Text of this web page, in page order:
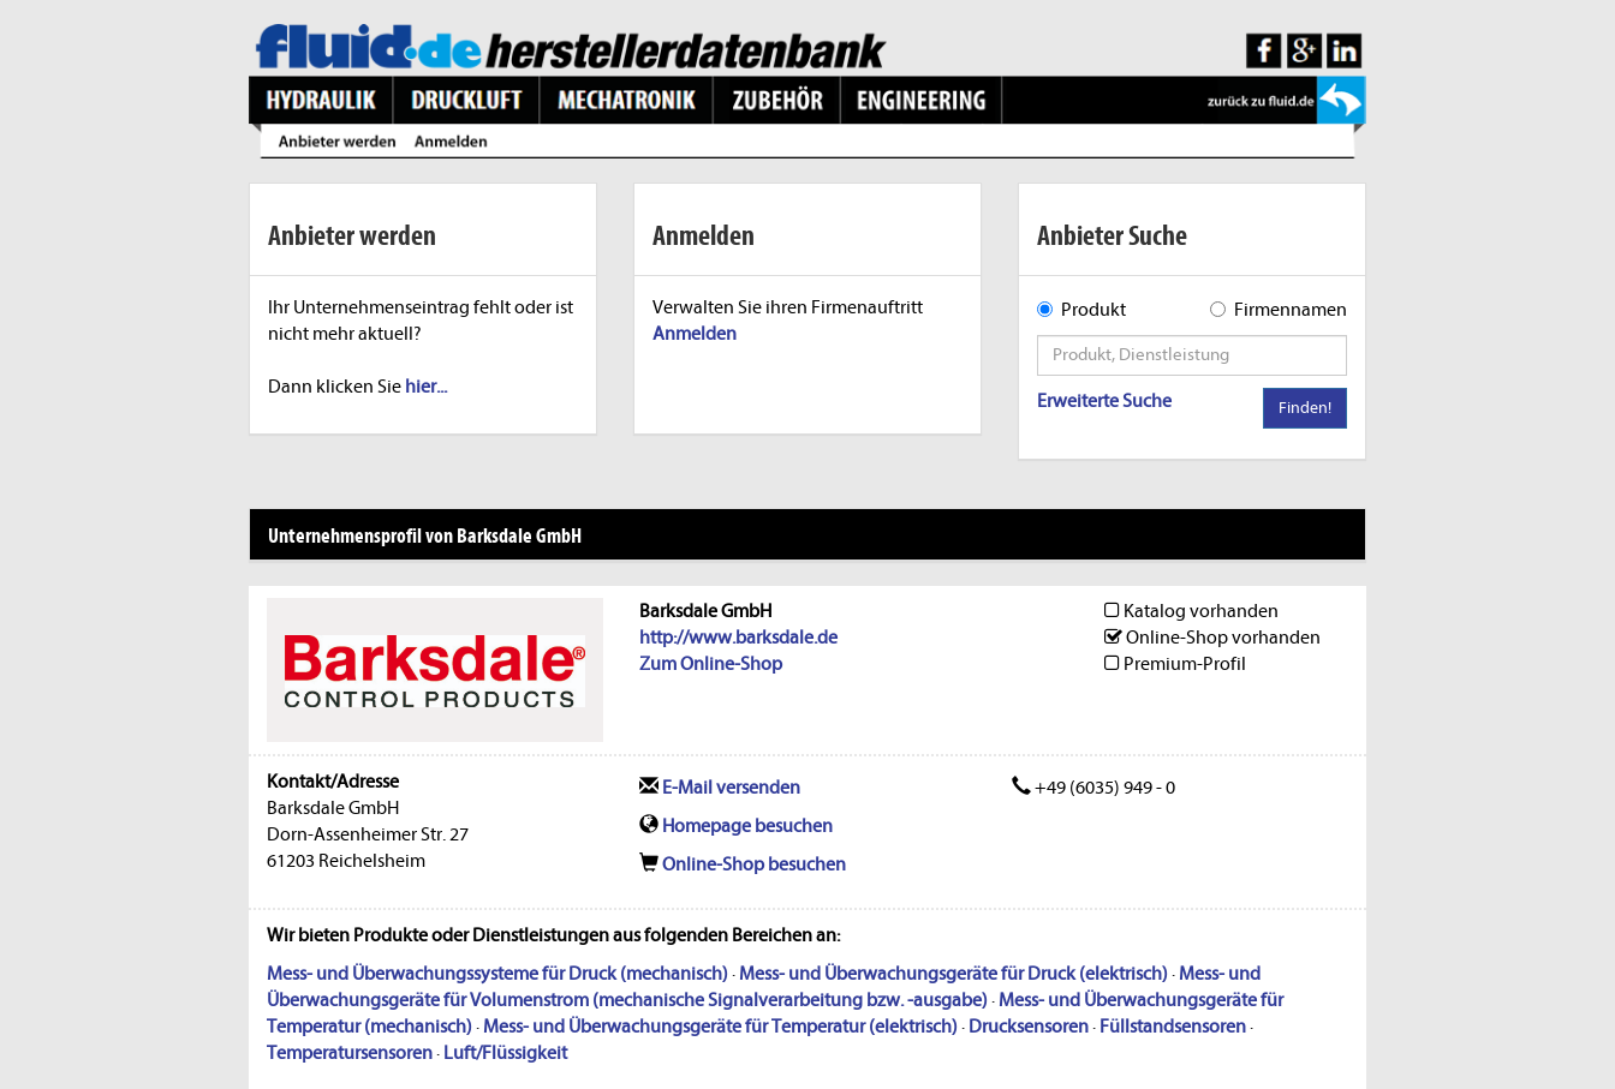
Anbieter werden
Ihr Unternehmenseintrag fehlt oder ist
nicht mehr aktuell?
Dann klicken Sie hier...
Anmelden
Verwalten Sie ihren Firmenauftritt
Anmelden
Anbieter Suche
Produkt Firmennamen
Erweiterte Suche Finden!
Unternehmensprofil von Barksdale GmbH
Barksdale GmbH
http://www.barksdale.de
Zum Online-Shop
Katalog vorhanden
Online-Shop vorhanden
Premium-Profil
Kontakt/Adresse
Barksdale GmbH
Dorn-Assenheimer Str. 27
61203 Reichelsheim
E-Mail versenden
Homepage besuchen
Online-Shop besuchen
+49 (6035) 949 - 0
Wir bieten Produkte oder Dienstleistungen aus folgenden Bereichen an:
Mess- und Überwachungssysteme für Druck (mechanisch)· Mess- und Überwachungsgeräte für Druck (elektrisch)· Mess- und
Überwachungsgeräte für Volumenstrom (mechanische Signalverarbeitung bzw. -ausgabe)· Mess- und Überwachungsgeräte für
Temperatur (mechanisch)· Mess- und Überwachungsgeräte für Temperatur (elektrisch)· Drucksensoren· Füllstandsensoren·
Temperatursensoren· Luft/Flüssigkeit